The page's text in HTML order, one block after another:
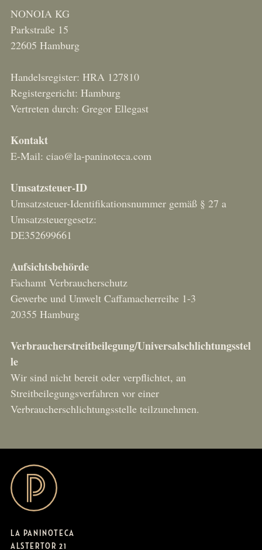
NONOIA KG
Parkstraße 15
22605 Hamburg
Handelsregister: HRA 127810
Registergericht: Hamburg
Vertreten durch: Gregor Ellegast
Kontakt
E-Mail: ciao@la-paninoteca.com
Umsatzsteuer-ID
Umsatzsteuer-Identifikationsnummer gemäß § 27 a
Umsatzsteuergesetz:
DE352699661
Aufsichtsbehörde
Fachamt Verbraucherschutz
Gewerbe und Umwelt Caffamacherreihe 1-3
20355 Hamburg
Verbraucherstreitbeilegung/Universalschlichtungsstel
le
Wir sind nicht bereit oder verpflichtet, an
Streitbeilegungsverfahren vor einer
Verbraucherschlichtungsstelle teilzunehmen.
LA PANINOTECA
ALSTERTOR 21